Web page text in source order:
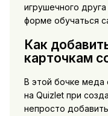
игрушечного
форме обучаться
Как
карточкам
В этой бочке меда
на Quizlet при
непросто